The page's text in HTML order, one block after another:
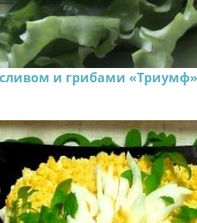
и грибами «Триумф»